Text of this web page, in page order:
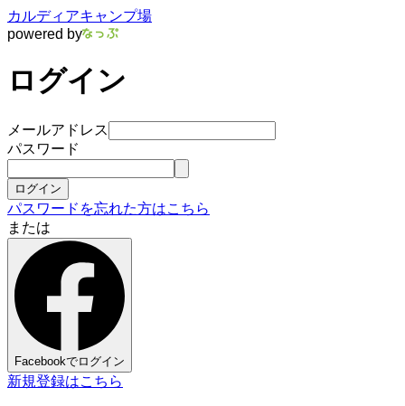
カルディアキャンプ場
powered by
ログイン
メールアドレス
パスワード
ログイン
パスワードを忘れた方はこちら
または
Facebookでログイン
新規登録はこちら